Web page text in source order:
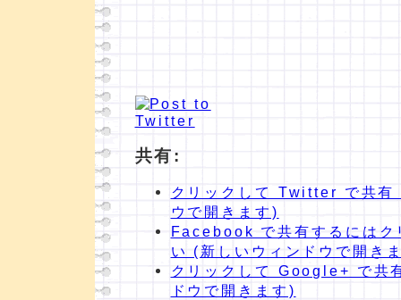
共有:
クリックして Twitter で共有
ウで開きます)
Facebook で共有するにはク
い (新しいウィンドウで開き
クリックして Google+ で共
ドウで開きます)